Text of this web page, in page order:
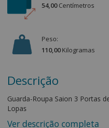
54,00 Centímetros
Peso:
110,00 Kilogramas
Descrição
Guarda-Roupa Saion 3 Portas
Lopas
Ver descrição completa